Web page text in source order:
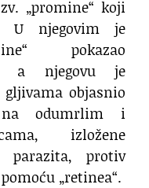
„promine“ koji
U njegovim je
pokazao
a njegovu je
objasnio
odumrlim i
izložene
parazita, protiv
„retinea“.